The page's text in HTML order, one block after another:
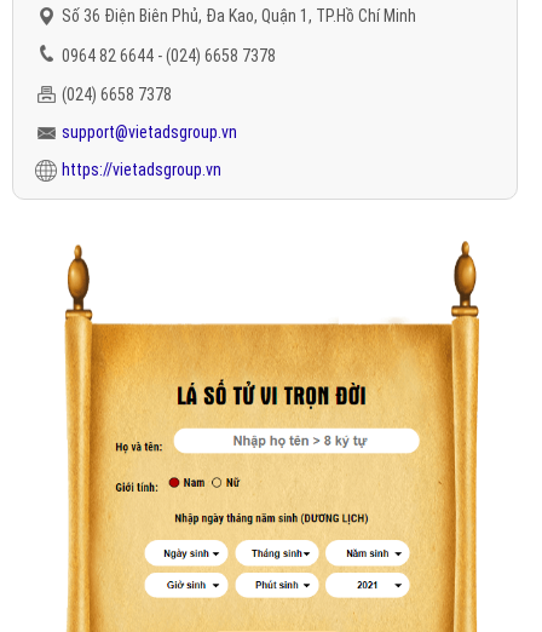
Số 36 Điện Biên Phủ, Đa Kao, Quận 1, TP.Hồ Chí Minh
0964 82 6644 - (024) 6658 7378
(024) 6658 7378
support@vietadsgroup.vn
https://vietadsgroup.vn